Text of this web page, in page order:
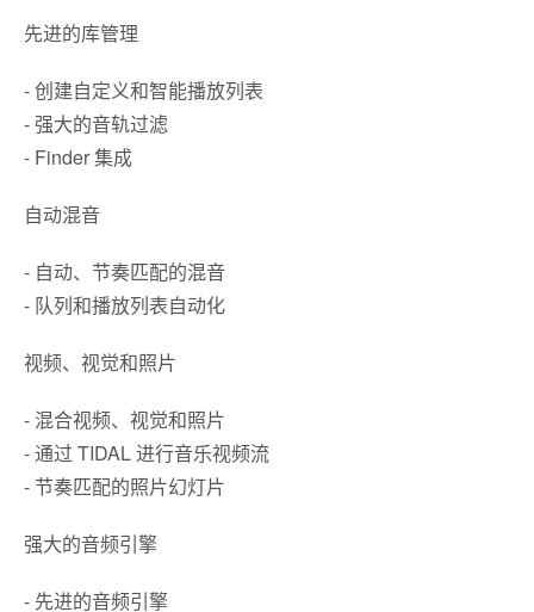
先进的库管理
- 创建自定义和智能播放列表
- 强大的音轨过滤
- Finder 集成
自动混音
- 自动、节奏匹配的混音
- 队列和播放列表自动化
视频、视觉和照片
- 混合视频、视觉和照片
- 通过 TIDAL 进行音乐视频流
- 节奏匹配的照片幻灯片
强大的音频引擎
- 先进的音频引擎